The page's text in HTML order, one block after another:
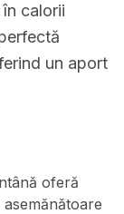
calorii
un aport
oferă